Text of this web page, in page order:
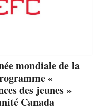
mondiale de la
«
des jeunes »
Canada